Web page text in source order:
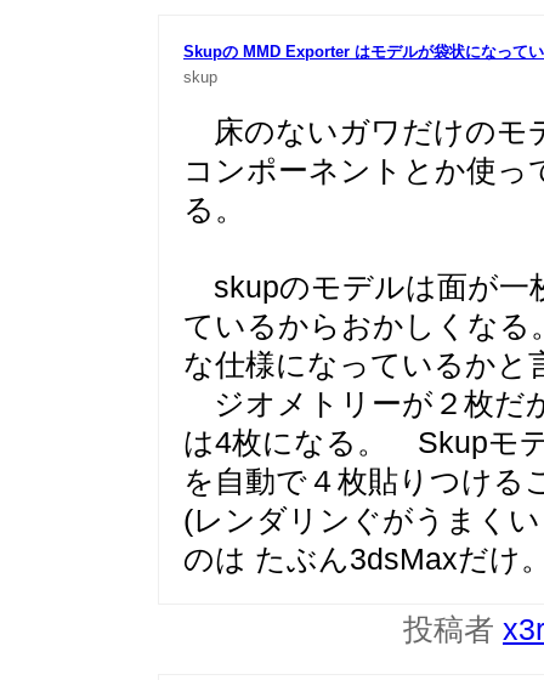
Skupの MMD Exporter はモデルが袋状になって
skup
床のないガワだけのモ
コンポーネントとか使
る。
skupのモデルは面が一
ているからおかしくな
な仕様になっているかと
ジオメトリーが２枚だ
は4枚になる。 Skupモ
を自動で４枚貼りつける
(レンダリンぐがうまく
のは たぶん3dsMaxだけ
投稿者